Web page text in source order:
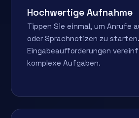
Hochwertige Aufnahme
Tippen Sie einmal, um Anrufe
oder Sprachnotizen zu
Eingabeaufforderungen
komplexe Aufgaben.